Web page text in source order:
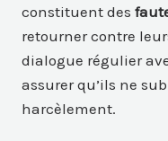
constituent des
retourner contre
dialogue régulier
assurer qu’ils ne
harcèlement.